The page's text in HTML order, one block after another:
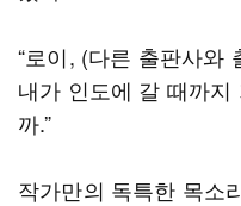
“로이, (다른 출판사와
내가 인도에 갈 때까
까.”
작가만의 독특한 목소